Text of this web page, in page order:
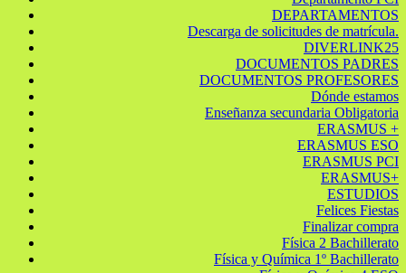
DEPARTAMENTOS
Descarga de solicitudes de matrícula.
DIVERLINK25
DOCUMENTOS PADRES
DOCUMENTOS PROFESORES
Dónde estamos
Enseñanza secundaria Obligatoria
ERASMUS +
ERASMUS ESO
ERASMUS PCI
ERASMUS+
ESTUDIOS
Felices Fiestas
Finalizar compra
Física 2 Bachillerato
Física y Química 1º Bachillerato